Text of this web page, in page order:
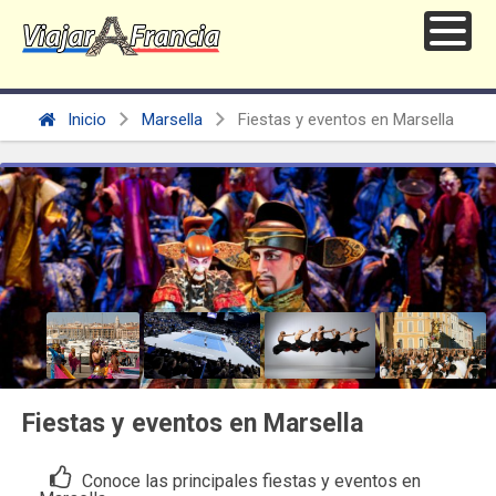
Inicio Marsella Fiestas y eventos en Marsella
Fiestas y eventos en Marsella
Conoce las principales fiestas y eventos en